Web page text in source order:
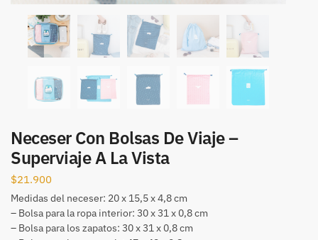
Neceser Con Bolsas De Viaje –
Superviaje A La Vista
$21.900
Medidas del neceser: 20 x 15,5 x 4,8 cm
– Bolsa para la ropa interior: 30 x 31 x 0,8 cm
– Bolsa para los zapatos: 30 x 31 x 0,8 cm